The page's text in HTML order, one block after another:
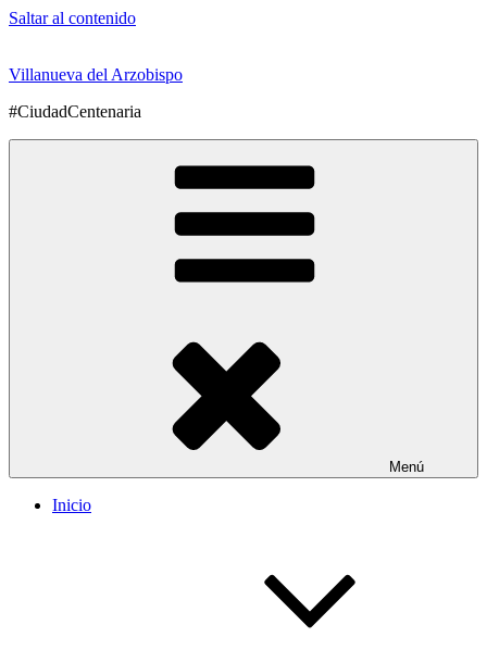
Saltar al contenido
Villanueva del Arzobispo
#CiudadCentenaria
Menú
Inicio